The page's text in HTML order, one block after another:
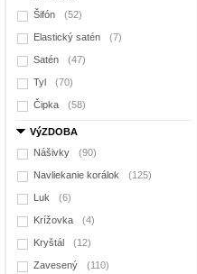
Šifón
(52)
Elastický satén (7)
Satén (47)
Tyl (70)
Čipka (58)
VýZDOBA
Nášivky
(90)
Navliekanie korálok (125)
Luk (6)
Krížovka (4)
Kryštál (12)
Zavesený (110)